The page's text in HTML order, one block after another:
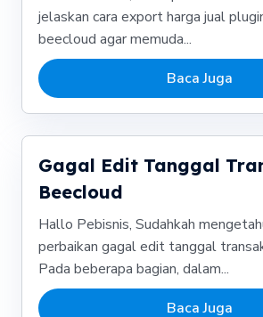
jelaskan cara export harga jual
beecloud agar memuda...
Baca Juga
Gagal Edit Tanggal
Beecloud
Hallo Pebisnis, Sudahkah
perbaikan gagal edit tanggal
Pada beberapa bagian, dalam...
Baca Juga